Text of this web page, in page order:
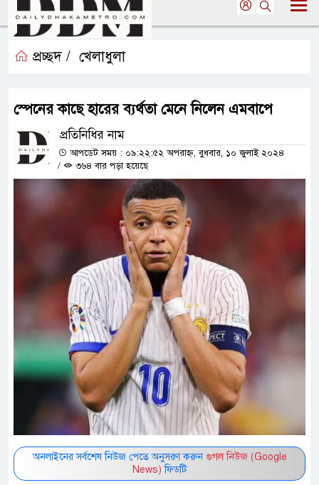
প্রচ্ছদ / খেলাধুলা
স্পেনের কাছে হারের ব্যর্থতা মেনে নিলেন এমবাপে
প্রতিনিধির নাম
আপডেট সময় : ০৯:২২:৫২ অপরাহ্ন, বুধবার, ১০ জুলাই ২০২৪
/
৩৬৪ বার পড়া হয়েছে
অনলাইনের সর্বশেষ নিউজ পেতে অনুসরণ করুন গুগল নিউজ (Google
News) ফিডটি